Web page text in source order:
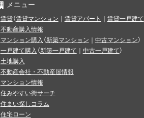
メニュー
賃貸（賃貸マンション 賃貸アパート 賃貸一戸建て
不動産購入情報
マンション購入 （新築マンション 中古マンション）
一戸建て購入 （新築一戸建て 中古一戸建て）
土地購入
不動産会社・不動産屋情報
マンション情報
住みやすい街サーチ
住まい探しコラム
住宅ローン